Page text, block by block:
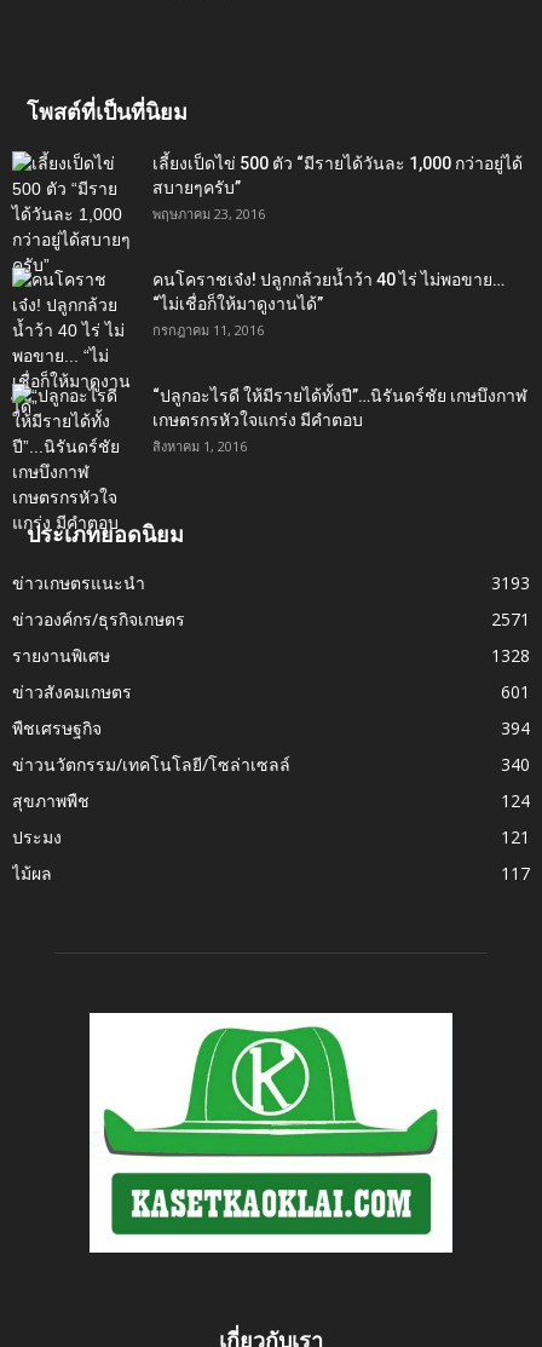
โพสต์ที่เป็นที่นิยม
เลี้ยงเป็ดไข่ 500 ตัว “มีรายได้วันละ 1,000 กว่าอยู่ได้
สบายๆครับ”
พฤษภาคม 23, 2016
คนโคราชเจ๋ง! ปลูกกล้วยน้ำว้า 40 ไร่ ไม่พอขาย…
“ไม่เชื่อก็ให้มาดูงานได้”‬
กรกฎาคม 11, 2016
“ปลูกอะไรดี ให้มีรายได้ทั้งปี”…นิรันดร์ชัย เกษบึงกาฬ
เกษตรกรหัวใจแกร่ง มีคำตอบ
สิงหาคม 1, 2016
ประเภทยอดนิยม
ข่าวเกษตรแนะนำ
3193
ข่าวองค์กร/ธุรกิจเกษตร
2571
รายงานพิเศษ
1328
ข่าวสังคมเกษตร
601
พืชเศรษฐกิจ
394
ข่าวนวัตกรรม/เทคโนโลยี/โซล่าเซลล์
340
สุขภาพพืช
124
ประมง
121
ไม้ผล
117
เกี่ยวกับเรา